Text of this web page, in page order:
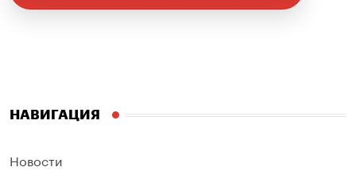
НАВИГАЦИЯ
Новости